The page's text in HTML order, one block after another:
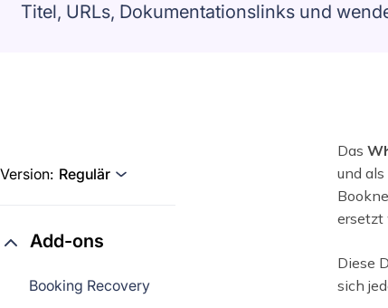
Titel, URLs, Dokumentationslinks und
Version: Regulär
Add-ons
Booking Recovery
Das
und
ersetzt
Diese
sich